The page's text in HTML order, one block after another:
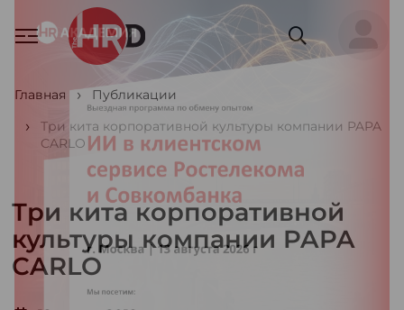
Главная
Публикации
Три кита корпоративной культуры компании PAPA
CARLO
Три кита корпоративной
культуры компании PAPA
CARLO